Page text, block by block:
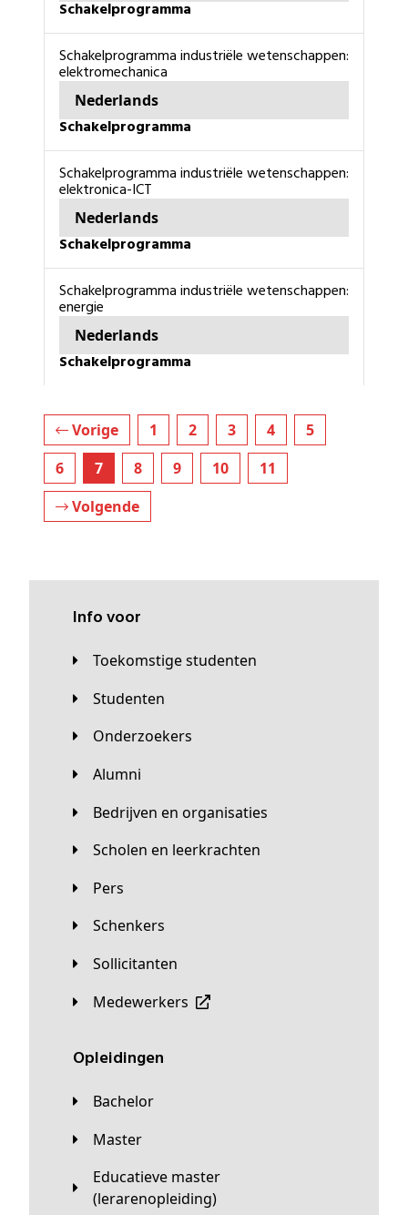
schakelprogramma
schakelprogramma industriële wetenschappen:
elektromechanica
Nederlands
schakelprogramma
schakelprogramma industriële wetenschappen:
elektronica-ICT
Nederlands
schakelprogramma
schakelprogramma industriële wetenschappen:
energie
Nederlands
schakelprogramma
Vorige 1 2 3 4
5
6
7 8 9 10
11
Volgende
Info voor
Toekomstige studenten
Studenten
Onderzoekers
Alumni
Bedrijven en organisaties
Scholen en leerkrachten
Pers
Schenkers
Sollicitanten
Medewerkers
Opleidingen
Bachelor
Master
Educatieve master
(lerarenopleiding)